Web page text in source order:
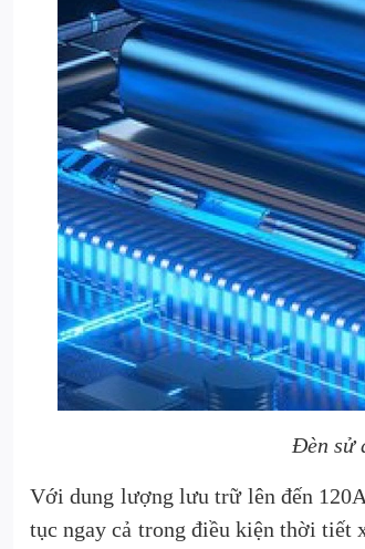
Đèn sử
Với dung lượng lưu trữ lên đến
tục ngay cả trong điều kiện thời tiết